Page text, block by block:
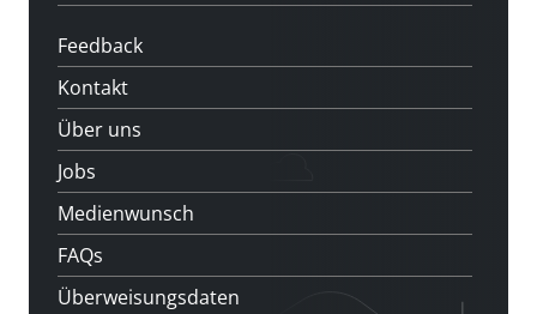
Feedback
Kontakt
Über uns
Jobs
Medienwunsch
FAQs
Überweisungsdaten